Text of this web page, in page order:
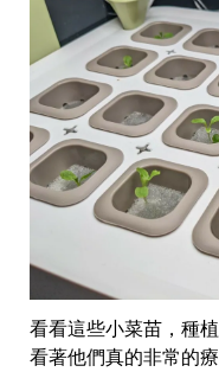
看看這些小菜苗，種
看著他們真的非常的